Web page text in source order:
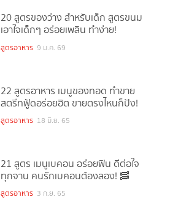
20 สูตรของว่าง สำหรับเด็ก สูตรขนม
เอาใจเด็กๆ อร่อยเพลิน ทำง่าย!
สูตรอาหาร 9 ม.ค. 69
22 สูตรอาหาร เมนูของทอด ทำขาย
สตรีทฟู้ดอร่อยฮิต ขายตรงไหนก็ปัง!
สูตรอาหาร 18 มิ.ย. 65
21 สูตร เมนูเบคอน อร่อยฟิน ดีต่อใจ
ทุกจาน คนรักเบคอนต้องลอง! 🥓
สูตรอาหาร 3 ก.ย. 65